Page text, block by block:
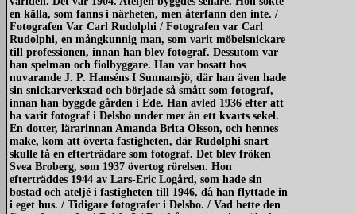
en källa, som fanns i närheten, men återfann den inte. /
Fotografen Var Carl Rudolphi / Fotografen var Carl
Rudolphi, en mångkunnig man, som varit möbelsnickare
till professionen, innan han blev fotograf. Dessutom var
han spelman och fiolbyggare. Han var bosatt hos
nuvarande J. P. Hanséns I Sunnansjö, där han även hade
sin snickarverkstad och började så smått som fotograf,
innan han byggde gården i Ede. Han avled 1936 efter att
ha varit fotograf i Delsbo under mer än ett kvarts sekel.
En dotter, lärarinnan Amanda Brita Olsson, och hennes
make, kom att överta fastigheten, där Rudolphi snart
skulle få en efterträdare som fotograf. Det blev fröken
Svea Broberg, som 1937 övertog rörelsen. Hon
efterträddes 1944 av Lars-Eric Logård, som hade sin
bostad och ateljé i fastigheten till 1946, då han flyttade in
i eget hus. / Tidigare fotografer i Delsbo. / Vad hette den